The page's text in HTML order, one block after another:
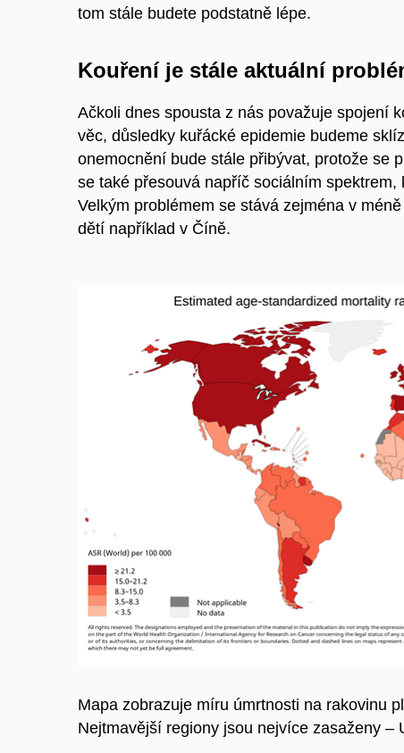
tom stále budete podstatně lépe.
Kouření je stále aktuální
Ačkoli dnes spousta z nás považuje spojení
věc, důsledky kuřácké epidemie budeme
onemocnění bude stále přibývat, protože se
se také přesouvá napříč sociálním
Velkým problémem se stává zejména v
dětí například v Číně.
Mapa zobrazuje míru úmrtnosti na rakovinu
Nejtmavější regiony jsou nejvíce zasaženy